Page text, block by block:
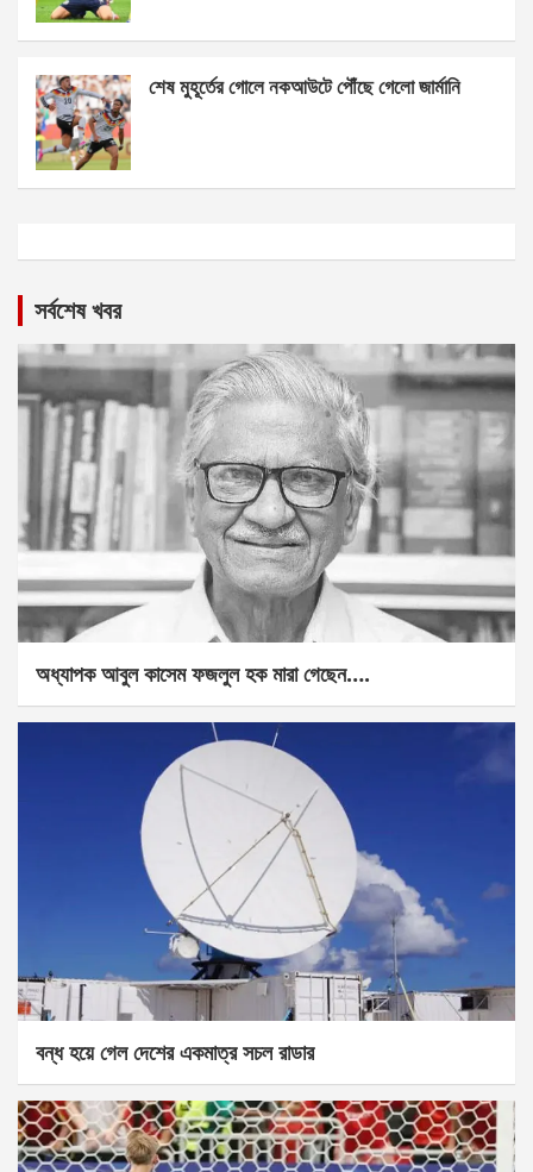
শেষ মুহূর্তের গোলে নকআউটে পৌঁছে গেলো জার্মানি
সর্বশেষ খবর
অধ্যাপক আবুল কাসেম ফজলুল হক মারা গেছেন….
বন্ধ হয়ে গেল দেশের একমাত্র সচল রাডার